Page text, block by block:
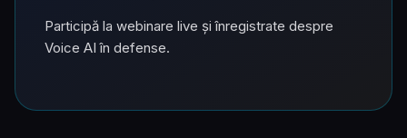
Participă la webinare live și înregistrate despre
Voice AI în defense.